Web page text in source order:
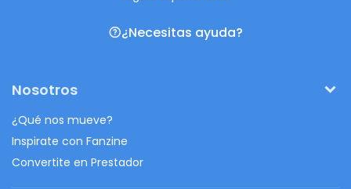
¿Necesitas ayuda?
Nosotros
¿Qué nos mueve?
Inspirate con Fanzine
Convertite en Prestador